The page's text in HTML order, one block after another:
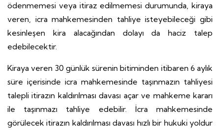
ödenmemesi veya itiraz edilmemesi durumunda, kiraya
veren, icra mahkemesinden tahliye isteyebileceği gibi
kesinleşen kira alacağından dolayı da haciz talep
edebilecektir.
Kiraya veren 30 günlük sürenin bitiminden itibaren 6 aylık
süre içerisinde icra mahkemesinde taşınmazın tahliyesi
talepli itirazın kaldırılması davası açar ve mahkeme kararı
ile taşınmazı tahliye edebilir. İcra mahkemesinde
görülecek itirazın kaldırılması davası hızlı bir hukuki yoldur